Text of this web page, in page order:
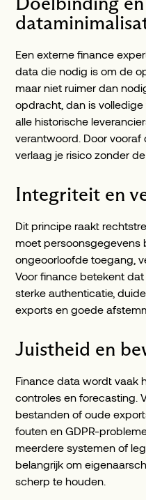
Een externe finance
data die nodig is om de
maar niet ruimer dan
opdracht, dan is
alle historische
verantwoord. Door
verlaag je risico zonder
Integriteit en
Dit principe raakt
moet persoonsgegevens
ongeoorloofde toegang,
Voor finance betekent
sterke authenticatie,
exports en goede
Juistheid en
Finance data wordt vaak
controles en forecasting.
bestanden of oude
fouten en GDPR-
meerdere systemen of
belangrijk om
scherp te houden.